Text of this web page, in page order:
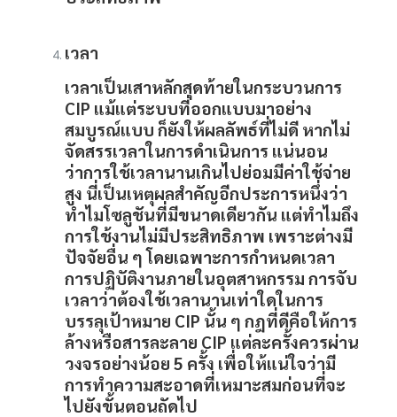
เวลา
เวลาเป็นเสาหลักสุดท้ายในกระบวนการ
CIP แม้แต่ระบบที่ออกแบบมาอย่าง
สมบูรณ์แบบ ก็ยังให้ผลลัพธ์ที่ไม่ดี หากไม่
จัดสรรเวลาในการดำเนินการ แน่นอน
ว่าการใช้เวลานานเกินไปย่อมมีค่าใช้จ่าย
สูง นี่เป็นเหตุผลสำคัญอีกประการหนึ่งว่า
ทำไมโซลูชันที่มีขนาดเดียวกัน แต่ทำไมถึง
การใช้งานไม่มีประสิทธิภาพ เพราะต่างมี
ปัจจัยอื่น ๆ โดยเฉพาะการกำหนดเวลา
การปฏิบัติงานภายในอุตสาหกรรม การจับ
เวลาว่าต้องใช้เวลานานเท่าใดในการ
บรรลุเป้าหมาย CIP นั้น ๆ กฎที่ดีคือให้การ
ล้างหรือสารละลาย CIP แต่ละครั้งควรผ่าน
วงจรอย่างน้อย 5 ครั้ง เพื่อให้แน่ใจว่ามี
การทำความสะอาดที่เหมาะสมก่อนที่จะ
ไปยังขั้นตอนถัดไป